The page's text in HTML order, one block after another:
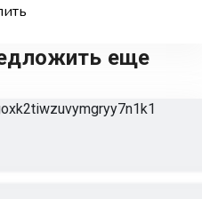
еще